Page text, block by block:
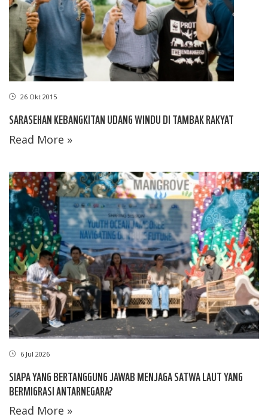
26 Okt 2015
SARASEHAN KEBANGKITAN UDANG WINDU DI TAMBAK RAKYAT
Read More »
6 Jul 2026
SIAPA YANG BERTANGGUNG JAWAB MENJAGA SATWA LAUT YANG
BERMIGRASI ANTARNEGARA?
Read More »